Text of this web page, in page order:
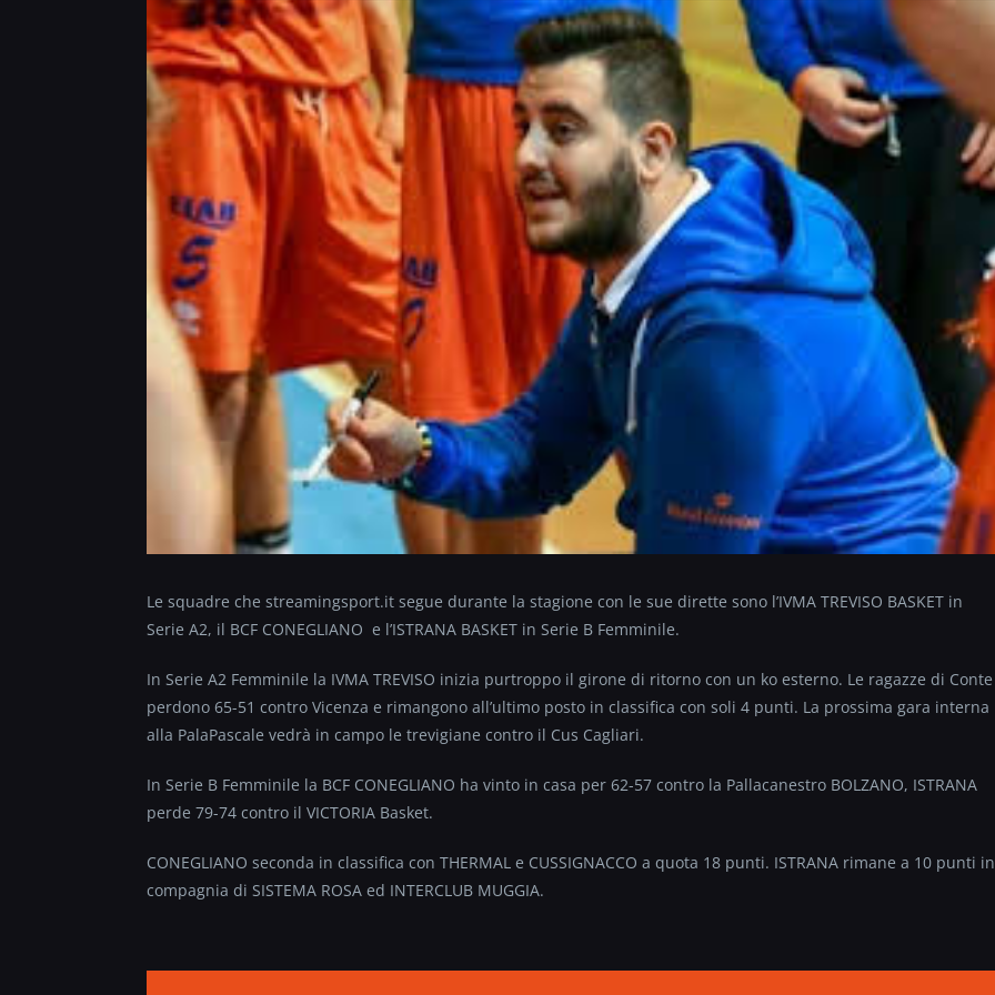
Le squadre che streamingsport.it segue durante la stagione con le sue dirette sono l’IVMA TREVISO BASKET in
Serie A2, il BCF CONEGLIANO e l’ISTRANA BASKET in Serie B Femminile.
In Serie A2 Femminile la IVMA TREVISO inizia purtroppo il girone di ritorno con un ko esterno. Le ragazze di Conte
perdono 65-51 contro Vicenza e rimangono all’ultimo posto in classifica con soli 4 punti. La prossima gara interna
alla PalaPascale vedrà in campo le trevigiane contro il Cus Cagliari.
In Serie B Femminile la BCF CONEGLIANO ha vinto in casa per 62-57 contro la Pallacanestro BOLZANO, ISTRANA
perde 79-74 contro il VICTORIA Basket.
CONEGLIANO seconda in classifica con THERMAL e CUSSIGNACCO a quota 18 punti. ISTRANA rimane a 10 punti in
compagnia di SISTEMA ROSA ed INTERCLUB MUGGIA.